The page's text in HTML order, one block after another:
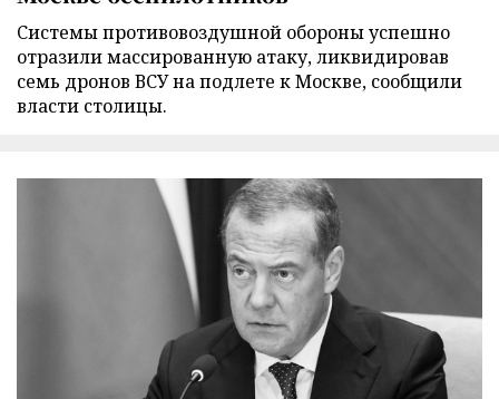
Cистемы противовоздушной обороны успешно
отразили массированную атаку, ликвидировав
семь дронов ВСУ на подлете к Москве, сообщили
власти столицы.